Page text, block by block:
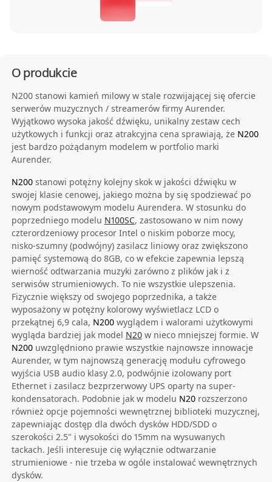
O produkcie
N200 stanowi kamień milowy w stale rozwijającej się ofercie
serwerów muzycznych / streamerów firmy Aurender.
Wyjątkowo wysoka jakość dźwięku, unikalny zestaw cech
użytkowych i funkcji oraz atrakcyjna cena sprawiają, że N200
jest bardzo pożądanym modelem w portfolio marki
Aurender.
N200stanowi potężny kolejny skok w jakości dźwięku w
swojej klasie cenowej, jakiego można by się spodziewać po
nowym podstawowym modelu Aurendera. W stosunku do
poprzedniego modelu N100SC, zastosowano w nim nowy
czterordzeniowy procesor Intel o niskim poborze mocy,
nisko-szumny (podwójny) zasilacz liniowy oraz zwiększono
pamięć systemową do 8GB, co w efekcie zapewnia lepszą
wierność odtwarzania muzyki zarówno z plików jak i z
serwisów strumieniowych. To nie wszystkie ulepszenia.
Fizycznie większy od swojego poprzednika, a także
wyposażony w potężny kolorowy wyświetlacz LCD o
przekątnej 6,9 cala, N200wyglądem i walorami użytkowymi
wygląda bardziej jak model N20w nieco mniejszej formie. W
N200uwzględniono prawie wszystkie najnowsze innowacje
Aurender, w tym najnowszą generację modułu cyfrowego
wyjścia USB audio klasy 2.0, podwójnie izolowany port
Ethernet i zasilacz bezprzerwowy UPS oparty na super-
kondensatorach. Podobnie jak w modelu N20rozszerzono
również opcje pojemności wewnętrznej biblioteki muzycznej,
zapewniając dostęp dla dwóch dysków HDD/SDD o
szerokości 2.5" i wysokości do 15mm na wysuwanych
tackach. Jeśli interesuje cię wyłącznie odtwarzanie
strumieniowe - nie trzeba w ogóle instalować wewnętrznych
dysków.